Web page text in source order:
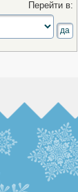
Перейти в: